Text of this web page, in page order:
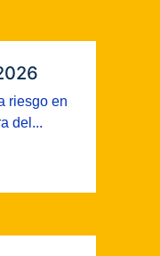
riesgo en
del...